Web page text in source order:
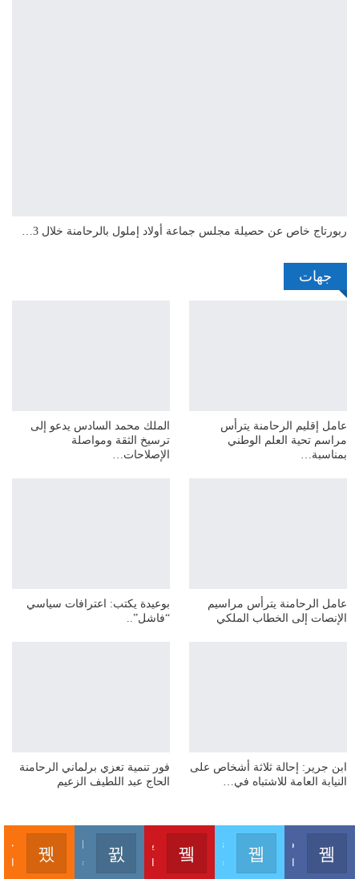
ربورتاج خاص عن حصيلة مجلس جماعة أولاد إملول بالرحامنة خلال 3…
جهات
عامل إقليم الرحامنة يترأس
مراسم تحية العلم الوطني
بمناسبة…
الملك محمد السادس يدعو إلى
ترسيخ الثقة ومواصلة
الإصلاحات…
عامل الرحامنة يترأس مراسيم
الإنصات إلى الخطاب الملكي
بوعيدة يكتب: اعترافات سياسي
“فاشل”..
ابن جرير: إحالة ثلاثة أشخاص على
النيابة العامة للاشتباه في…
فور تنمية تعزي برلماني الرحامنة
الحاج عبد اللطيف الزعيم